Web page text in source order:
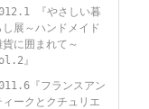
『やさしい暮
し展～ハンドメイド
貨に囲まれて～
』
『フランスアン
ィークとクチュリエ